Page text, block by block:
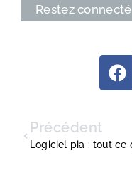
Restez connecté
Précédent